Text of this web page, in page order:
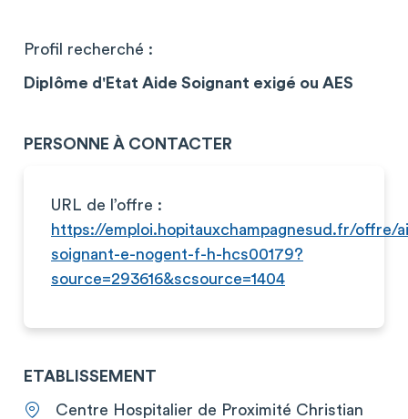
Profil recherché :
Diplôme d'Etat Aide Soignant exigé ou AES
PERSONNE À CONTACTER
URL de l’offre :
https://emploi.hopitauxchampagnesud.fr/offre/
soignant-e-nogent-f-h-hcs00179?
source=293616&scsource=1404
ETABLISSEMENT
Centre Hospitalier de Proximité Christian